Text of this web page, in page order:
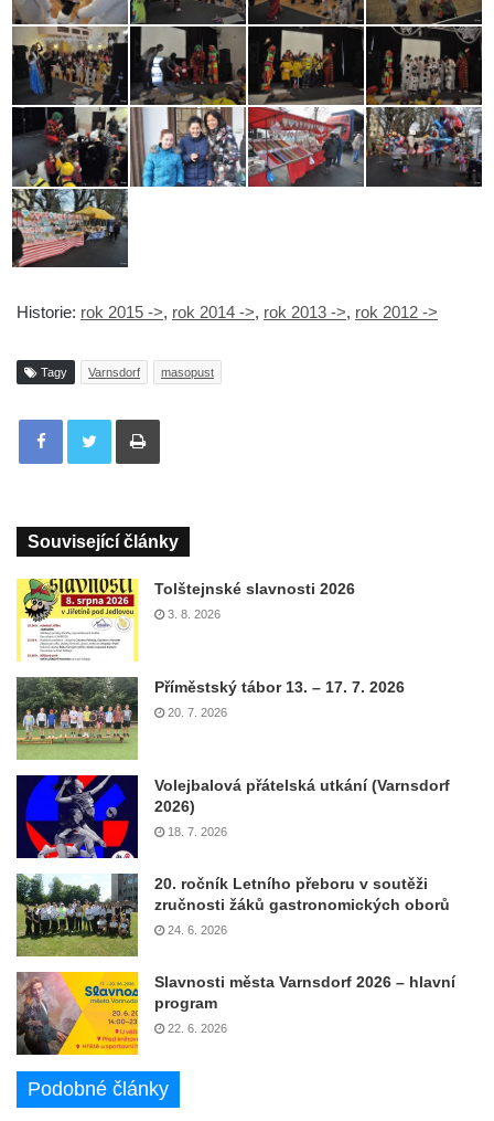
Historie: rok 2015 ->, rok 2014 ->, rok 2013 ->, rok 2012 ->
Tagy Varnsdorf masopust
Tisknout
Související články
Tolštejnské slavnosti 2026
3. 8. 2026
Příměstský tábor 13. – 17. 7. 2026
20. 7. 2026
Volejbalová přátelská utkání (Varnsdorf
2026)
18. 7. 2026
20. ročník Letního přeboru v soutěži
zručnosti žáků gastronomických oborů
24. 6. 2026
Slavnosti města Varnsdorf 2026 – hlavní
program
22. 6. 2026
Podobné články